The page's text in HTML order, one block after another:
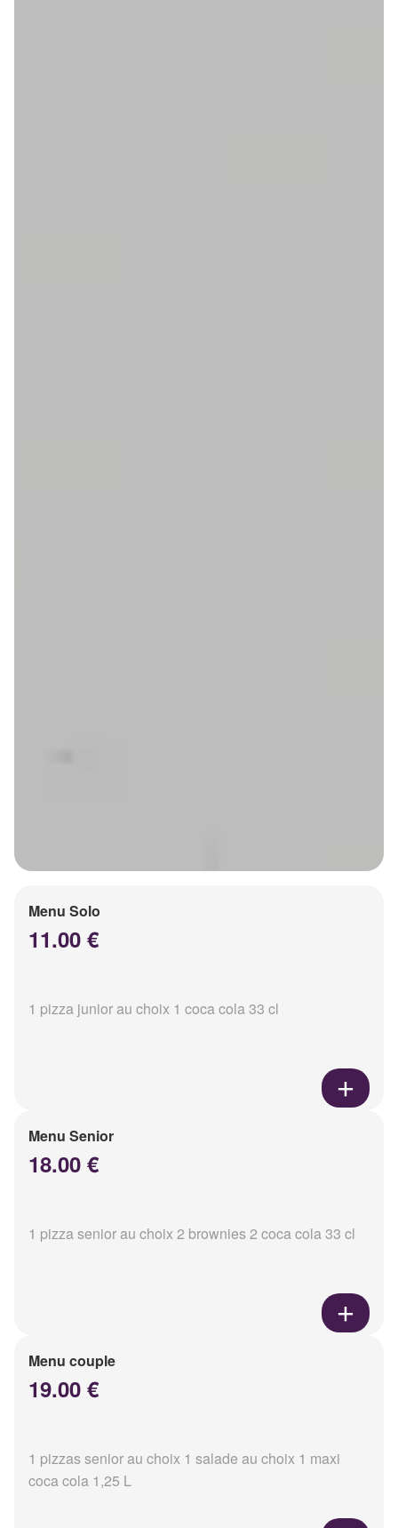
Menu Solo
11.00 €
1 pizza junior au choix 1 coca cola 33 cl
Menu Senior
18.00 €
1 pizza senior au choix 2 brownies 2 coca cola 33 cl
Menu couple
19.00 €
1 pizzas senior au choix 1 salade au choix 1 maxi
coca cola 1,25 L